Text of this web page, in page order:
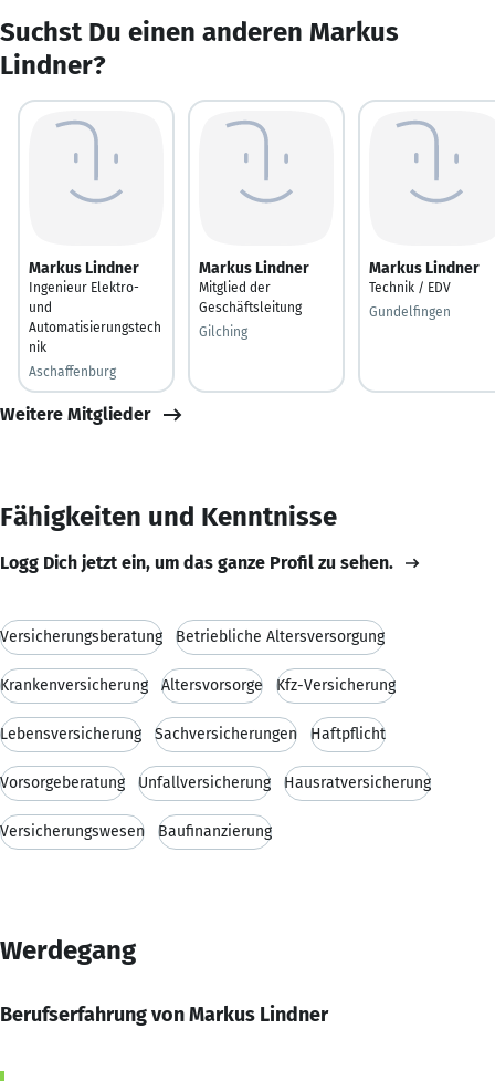
Suchst Du einen anderen Markus
Lindner?
Markus Lindner
Ingenieur Elektro-
und
Automatisierungstech
nik
Aschaffenburg
Markus Lindner
Mitglied der
Geschäftsleitung
Gilching
Markus Lindner
Technik / EDV
Gundelfingen
Weitere Mitglieder
Fähigkeiten und Kenntnisse
Logg Dich jetzt ein, um das ganze Profil zu sehen.
Versicherungsberatung Betriebliche Altersversorgung
Krankenversicherung Altersvorsorge Kfz-Versicherung
Lebensversicherung Sachversicherungen Haftpflicht
Vorsorgeberatung Unfallversicherung Hausratversicherung
Versicherungswesen Baufinanzierung
Werdegang
Berufserfahrung von Markus Lindner